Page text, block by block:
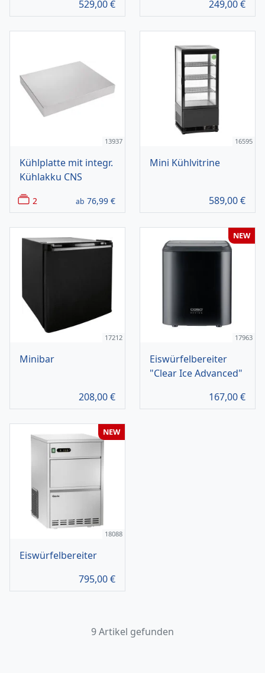
529,00€
249,00€
13937
Kühlplatte mit integr.
Kühlakku CNS
2 ab 76,99 €
16595
Mini Kühlvitrine
589,00€
17212
Minibar
208,00€
17963
Eiswürfelbereiter
"Clear Ice Advanced"
167,00€
NEW
18088
Eiswürfelbereiter
795,00€
NEW
9 Artikel gefunden